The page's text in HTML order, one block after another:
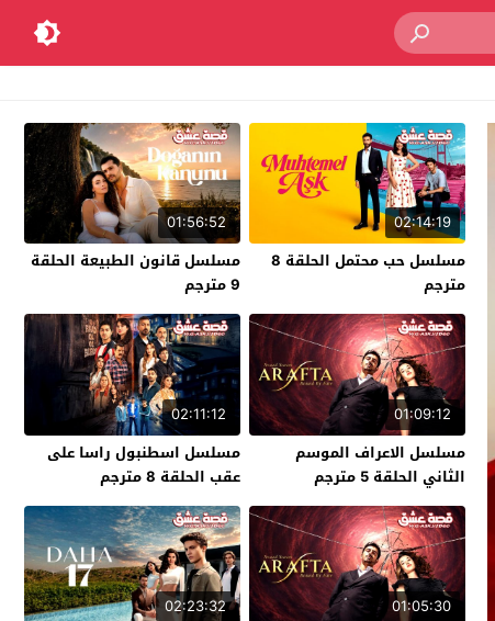
02:14:19
مسلسل حب محتمل الحلقة 8
مترجم
01:56:52
مسلسل قانون الطبيعة الحلقة
9 مترجم
01:09:12
مسلسل الاعراف الموسم
الثاني الحلقة 5 مترجم
02:11:12
مسلسل اسطنبول راسا على
عقب الحلقة 8 مترجم
01:05:30
02:23:32